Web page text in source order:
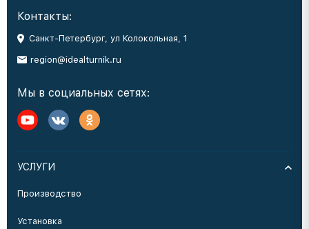
Контакты:
Санкт-Петербург, ул Колокольная, 1
region@idealturnik.ru
Мы в социальных сетях:
УСЛУГИ
Производство
Установка